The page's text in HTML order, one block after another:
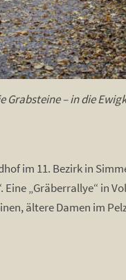
Grabsteine – in die
im 11. Bezirk in
„Gräberrallye“ in
ältere Damen im